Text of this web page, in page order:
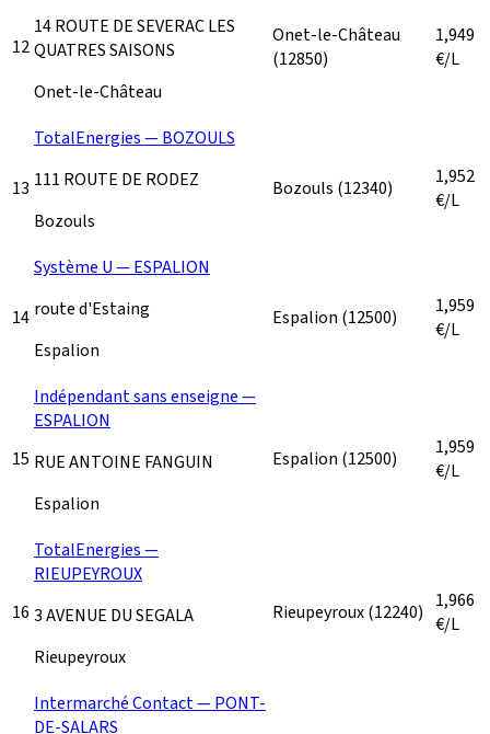
12
14 ROUTE DE SEVERAC LES
QUATRES SAISONS
Onet-le-Château
Onet-le-Château
(12850)
1,949
€/L
13
TotalEnergies — BOZOULS
111 ROUTE DE RODEZ
Bozouls
Bozouls (12340)
1,952
€/L
14
Système U — ESPALION
route d'Estaing
Espalion
Espalion (12500)
1,959
€/L
15
Indépendant sans enseigne —
ESPALION
RUE ANTOINE FANGUIN
Espalion
Espalion (12500)
1,959
€/L
16
TotalEnergies —
RIEUPEYROUX
3 AVENUE DU SEGALA
Rieupeyroux
Rieupeyroux(12240) 1,966
€/L
Intermarché Contact — PONT-
DE-SALARS